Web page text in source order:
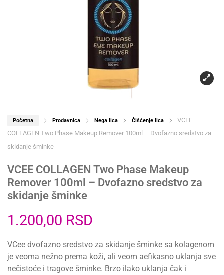
Početna Prodavnica Nega lica Čišćenje lica
VCEE
COLLAGEN Two Phase Makeup Remover 100ml – Dvofazno sredstvo za
skidanje šminke
VCEE COLLAGEN Two Phase Makeup
Remover 100ml – Dvofazno sredstvo za
skidanje šminke
1.200,00 RSD
VCee dvofazno sredstvo za skidanje šminke sa kolagenom
je veoma nežno prema koži, ali veom aefikasno uklanja sve
nečistoće i tragove šminke. Brzo ilako uklanja čak i